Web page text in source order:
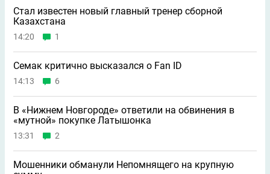
Стал известен новый главный тренер сборной
Казахстана
14:20 1
Семак критично высказался о Fan ID
14:13 6
В «Нижнем Новгороде» ответили на обвинения в
«мутной» покупке Латышонка
13:31 2
Мошенники обманули Непомнящего на крупную